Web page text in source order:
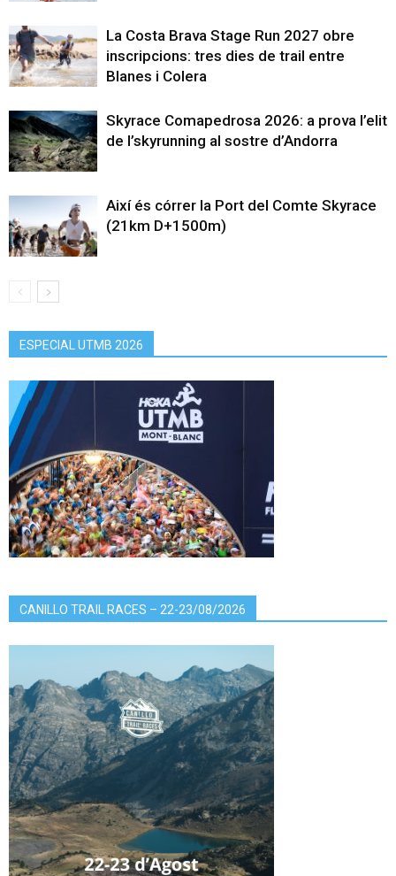
La Costa Brava Stage Run 2027 obre
inscripcions: tres dies de trail entre
Blanes i Colera
Skyrace Comapedrosa 2026: a prova l’elit
de l’skyrunning al sostre d’Andorra
Així és córrer la Port del Comte Skyrace
(21km D+1500m)
ESPECIAL UTMB 2026
CANILLO TRAIL RACES – 22-23/08/2026